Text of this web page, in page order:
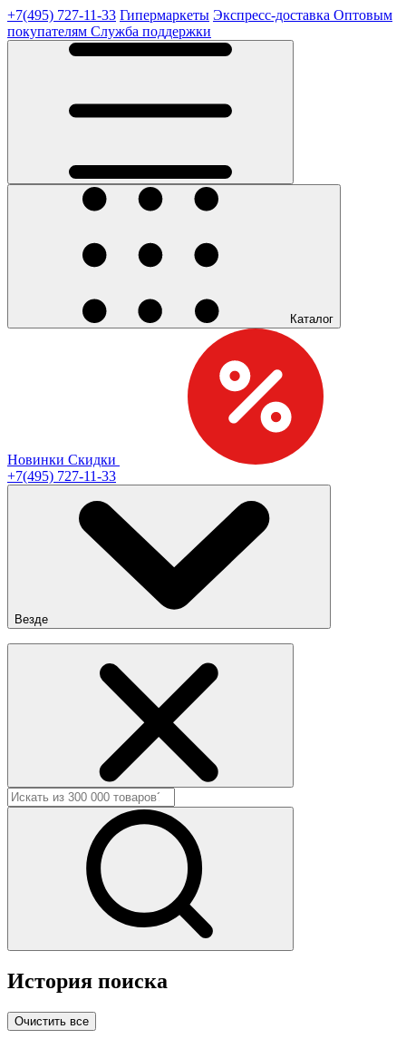
+7(495) 727-11-33 Гипермаркеты Экспресс-доставка Оптовым
покупателям Служба поддержки
Каталог
Новинки Скидки
+7(495) 727-11-33
Везде
История поиска
Очистить все